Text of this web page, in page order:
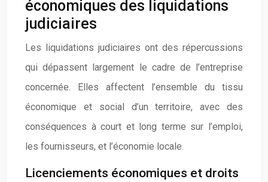
économiques des liquidations
judiciaires
Les liquidations judiciaires ont des répercussions
qui dépassent largement le cadre de l’entreprise
concernée. Elles affectent l’ensemble du tissu
économique et social d’un territoire, avec des
conséquences à court et long terme sur l’emploi,
les fournisseurs, et l’économie locale.
Licenciements économiques et droits